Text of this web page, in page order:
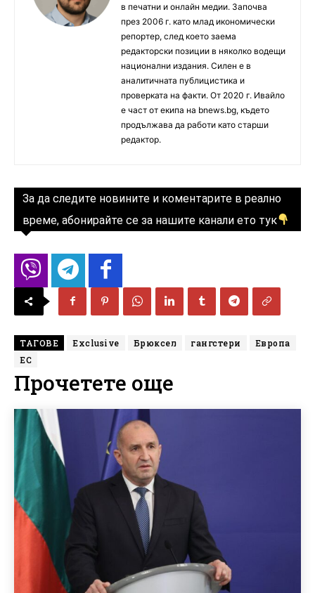
в печатни и онлайн медии. Започва
през 2006 г. като млад икономически
репортер, след което заема
редакторски позиции в няколко водещи
национални издания. Силен е в
аналитичната публицистика и
проверката на факти. От 2020 г. Ивайло
е част от екипа на bnews.bg, където
продължава да работи като старши
редактор.
За да следите новините и коментарите в реално
време, абонирайте се за нашите канали ето тук
ТАГОВЕ Exclusive Брюксел гангстери
Европа
ЕС
Прочетете още